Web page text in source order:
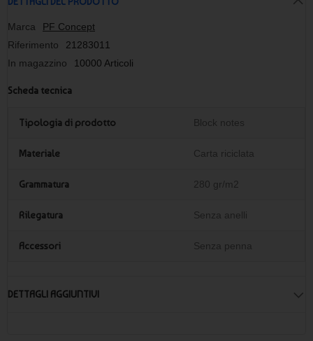
Marca
PF Concept
Riferimento
21283011
In magazzino
10000 Articoli
Scheda tecnica
Tipologia di prodotto Block notes
Materiale Carta riciclata
Grammatura 280 gr/m2
Rilegatura Senza anelli
Accessori Senza penna
DETTAGLI AGGIUNTIVI